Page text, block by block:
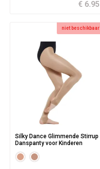
€ 6.95
niet beschikbaar
Silky Dance Glimmende Stirrup
Danspanty voor Kinderen